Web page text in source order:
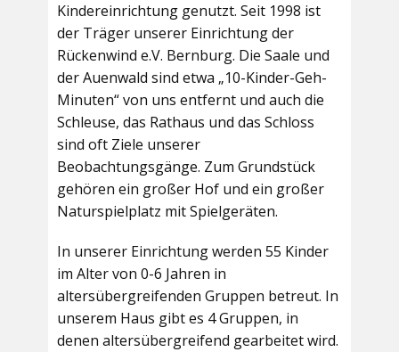
Kindereinrichtung genutzt. Seit 1998 ist
der Träger unserer Einrichtung der
Rückenwind e.V. Bernburg. Die Saale und
der Auenwald sind etwa „10-Kinder-Geh-
Minuten“ von uns entfernt und auch die
Schleuse, das Rathaus und das Schloss
sind oft Ziele unserer
Beobachtungsgänge. Zum Grundstück
gehören ein großer Hof und ein großer
Naturspielplatz mit Spielgeräten.
In unserer Einrichtung werden 55 Kinder
im Alter von 0-6 Jahren in
altersübergreifenden Gruppen betreut. In
unserem Haus gibt es 4 Gruppen, in
denen altersübergreifend gearbeitet wird.